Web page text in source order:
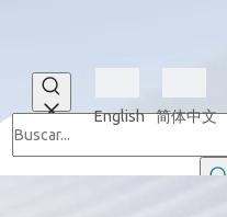
English 简体中文